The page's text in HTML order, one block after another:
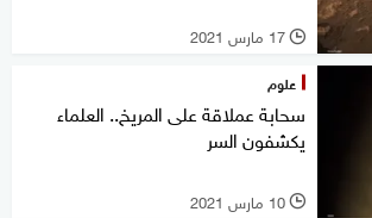
l 17 مارس 2021
علوم
سحابة عملاقة على المريخ.. العلماء
يكشفون السر
l 10 مارس 2021